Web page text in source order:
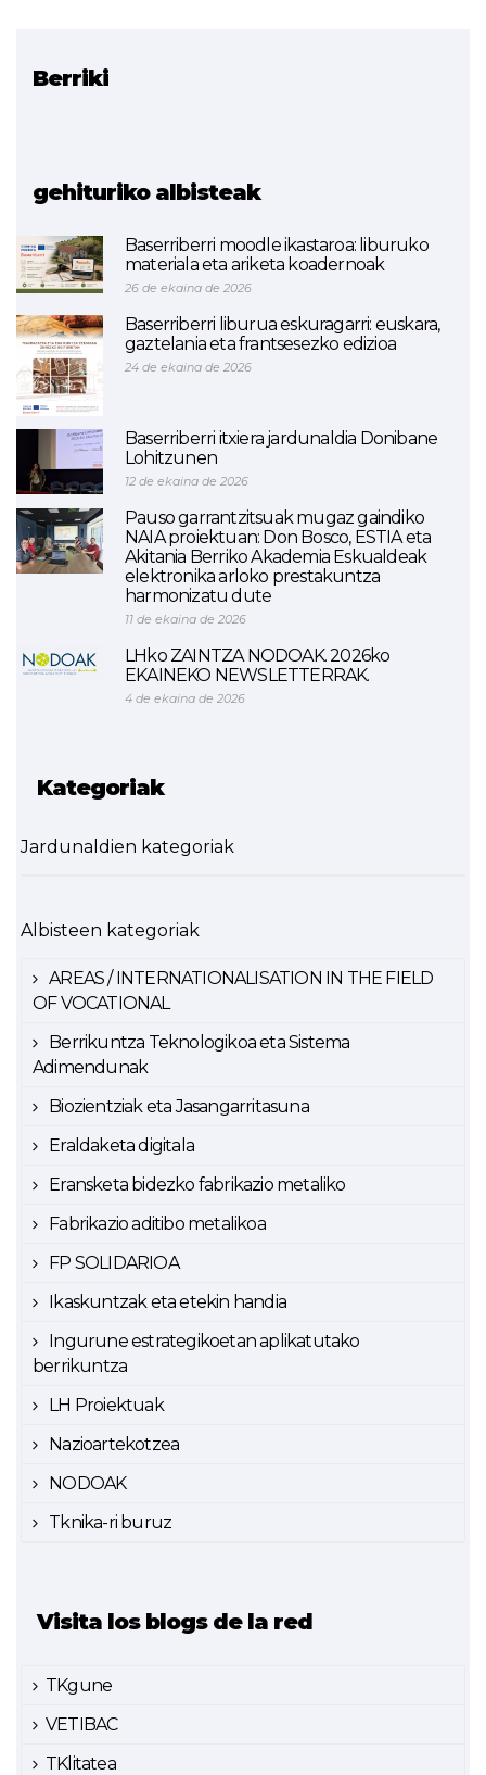
Berriki
gehituriko albisteak
Baserriberri moodle ikastaroa: liburuko
materiala eta ariketa koadernoak
26 de ekaina de 2026
Baserriberri liburua eskuragarri: euskara,
gaztelania eta frantsesezko edizioa
24 de ekaina de 2026
Baserriberri itxiera jardunaldia Donibane
Lohitzunen
12 de ekaina de 2026
Pauso garrantzitsuak mugaz gaindiko
NAIA proiektuan: Don Bosco, ESTIA eta
Akitania Berriko Akademia Eskualdeak
elektronika arloko prestakuntza
harmonizatu dute
11 de ekaina de 2026
LHko ZAINTZA NODOAK. 2026ko
EKAINEKO NEWSLETTERRAK.
4 de ekaina de 2026
Kategoriak
Jardunaldien kategoriak
Albisteen kategoriak
AREAS / INTERNATIONALISATION IN THE FIELD
OF VOCATIONAL
Berrikuntza Teknologikoa eta Sistema
Adimendunak
Biozientziak eta Jasangarritasuna
Eraldaketa digitala
Eransketa bidezko fabrikazio metaliko
Fabrikazio aditibo metalikoa
FP SOLIDARIOA
Ikaskuntzak eta etekin handia
Ingurune estrategikoetan aplikatutako
berrikuntza
LH Proiektuak
Nazioartekotzea
NODOAK
Tknika-ri buruz
Visita los blogs de la red
TKgune
VETIBAC
TKlitatea